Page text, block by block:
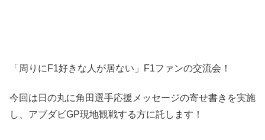
「周りにF1好きな人が居ない」F1ファンの交流会！
今回は日の丸に角田選手応援メッセージの寄せ書きを実施
し、アブダビGP現地観戦する方に託します！